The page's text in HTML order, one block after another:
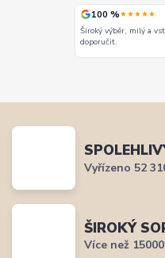
100 %★★★★★
Široký výběr, milý a
doporučit.
Vyřízeno 52
ŠIROKÝ
Více než